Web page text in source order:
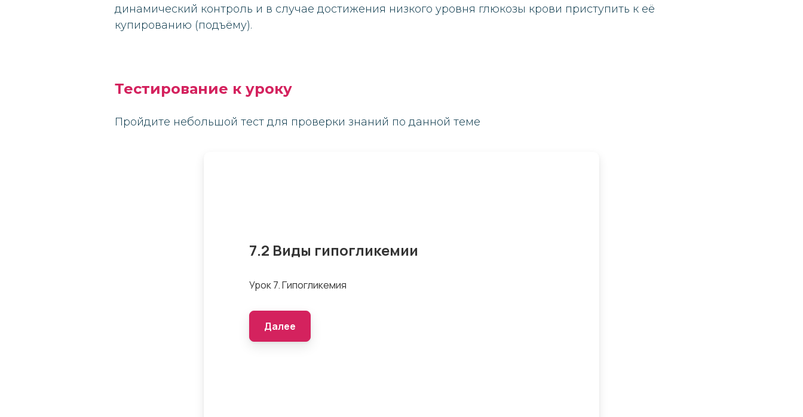
динамический контроль и в случае достижения низкого уровня глюкозы крови приступить к её
купированию (подъёму).
Тестирование к уроку
Пройдите небольшой тест для проверки знаний по данной теме